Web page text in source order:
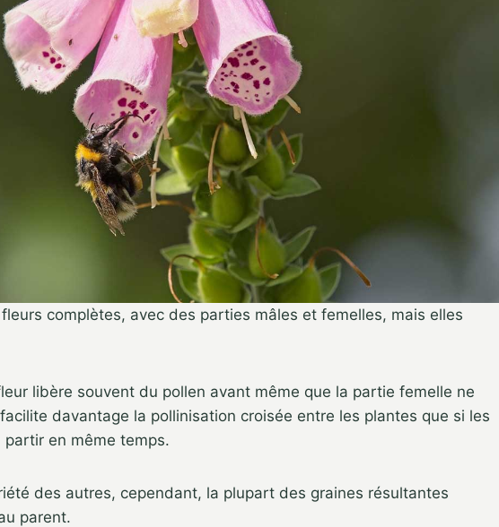
complètes, avec des parties mâles et femelles, mais elles
libère souvent du pollen avant même que la partie femelle ne
davantage la pollinisation croisée entre les plantes que si les
en même temps.
des autres, cependant, la plupart des graines résultantes
parent.